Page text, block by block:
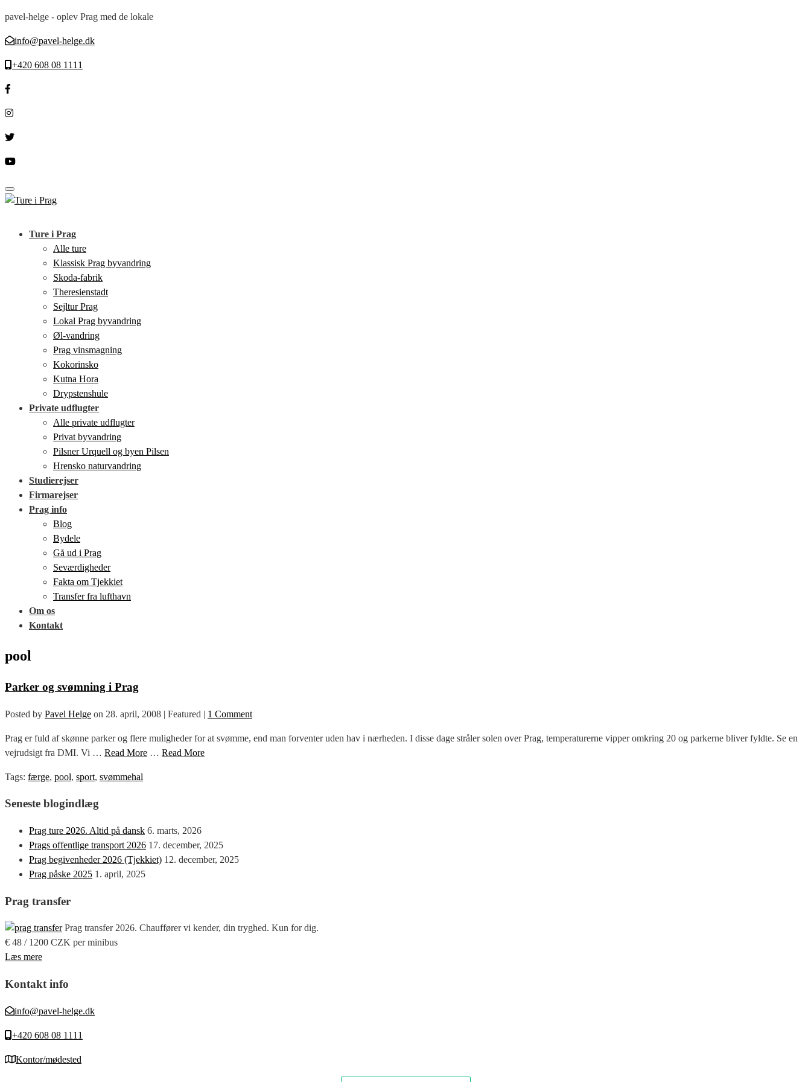
pavel-helge - oplev Prag med de lokale
info@pavel-helge.dk
+420 608 08 1111
Toggle navigation
Ture i Prag
Alle ture
Klassisk Prag byvandring
Skoda-fabrik
Theresienstadt
Sejltur Prag
Lokal Prag byvandring
Øl-vandring
Prag vinsmagning
Kokorinsko
Kutna Hora
Drypstenshule
Private udflugter
Alle private udflugter
Privat byvandring
Pilsner Urquell og byen Pilsen
Hrensko naturvandring
Studierejser
Firmarejser
Prag info
Blog
Bydele
Gå ud i Prag
Seværdigheder
Fakta om Tjekkiet
Transfer fra lufthavn
Om os
Kontakt
pool
Parker og svømning i Prag
Posted by Pavel Helge on 28. april, 2008 | Featured | 1 Comment
Prag er fuld af skønne parker og flere muligheder for at svømme, end man forventer uden hav i nærheden. I disse dage stråler solen over Prag, temperaturerne vipper omkring 20 og parkerne bliver fyldte. Se en
vejrudsigt fra DMI. Vi … Read More … Read More
Tags: færge, pool, sport, svømmehal
Seneste blogindlæg
Prag ture 2026. Altid på dansk 6. marts, 2026
Prags offentlige transport 2026 17. december, 2025
Prag begivenheder 2026 (Tjekkiet) 12. december, 2025
Prag påske 2025 1. april, 2025
Prag transfer
Prag transfer 2026. Chauffører vi kender, din tryghed. Kun for dig.
€ 48 / 1200 CZK per minibus
Læs mere
Kontakt info
info@pavel-helge.dk
+420 608 08 1111
Kontor/mødested